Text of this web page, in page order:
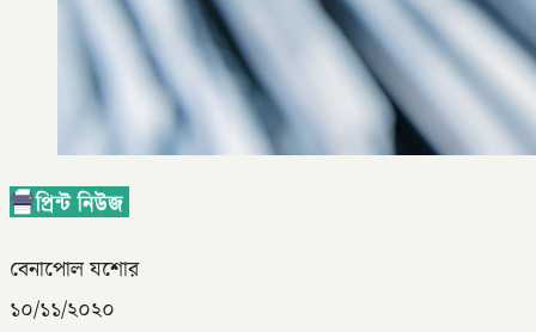
বেনাপোল যশোর
১০/১১/২০২০